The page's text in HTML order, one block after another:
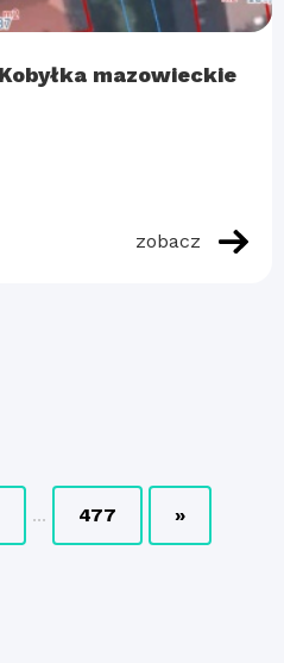
mazowieckie
zobacz
... 477 »